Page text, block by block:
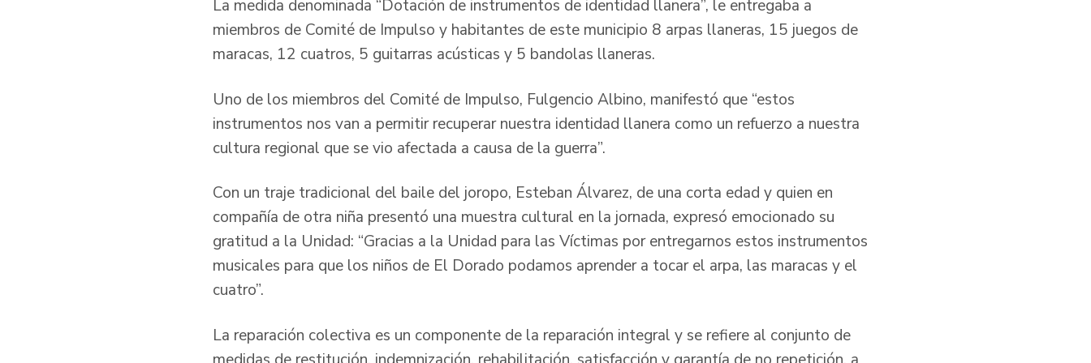
La medida denominada “Dotación de instrumentos de identidad llanera”, le entregaba a
miembros de Comité de Impulso y habitantes de este municipio 8 arpas llaneras, 15 juegos de
maracas, 12 cuatros, 5 guitarras acústicas y 5 bandolas llaneras.
Uno de los miembros del Comité de Impulso, Fulgencio Albino, manifestó que “estos
instrumentos nos van a permitir recuperar nuestra identidad llanera como un refuerzo a nuestra
cultura regional que se vio afectada a causa de la guerra”.
Con un traje tradicional del baile del joropo, Esteban Álvarez, de una corta edad y quien en
compañía de otra niña presentó una muestra cultural en la jornada, expresó emocionado su
gratitud a la Unidad: “Gracias a la Unidad para las Víctimas por entregarnos estos instrumentos
musicales para que los niños de El Dorado podamos aprender a tocar el arpa, las maracas y el
cuatro”.
La reparación colectiva es un componente de la reparación integral y se refiere al conjunto de